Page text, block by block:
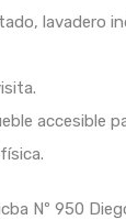
lavadero
accesible
Nº 950